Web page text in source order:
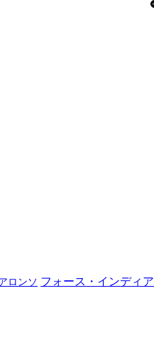
ロンソ フォース・インディア